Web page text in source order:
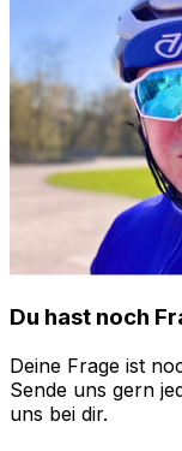
Du hast noch
Deine Frage ist
Sende uns gern
uns bei dir.